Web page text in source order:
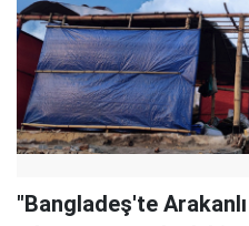
"Bangladeş'te